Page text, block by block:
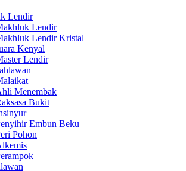
Lendir
Lendir
Lendir Kristal
Kenyal
Lendir
Menembak
Bukit
Embun Beku
Pohon